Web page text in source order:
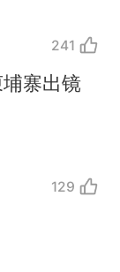
241
寨出镜
129
试，成绩
首都的国
邀请中
整个国境
国寻根
楼下交
女子傻眼
能让航
强？